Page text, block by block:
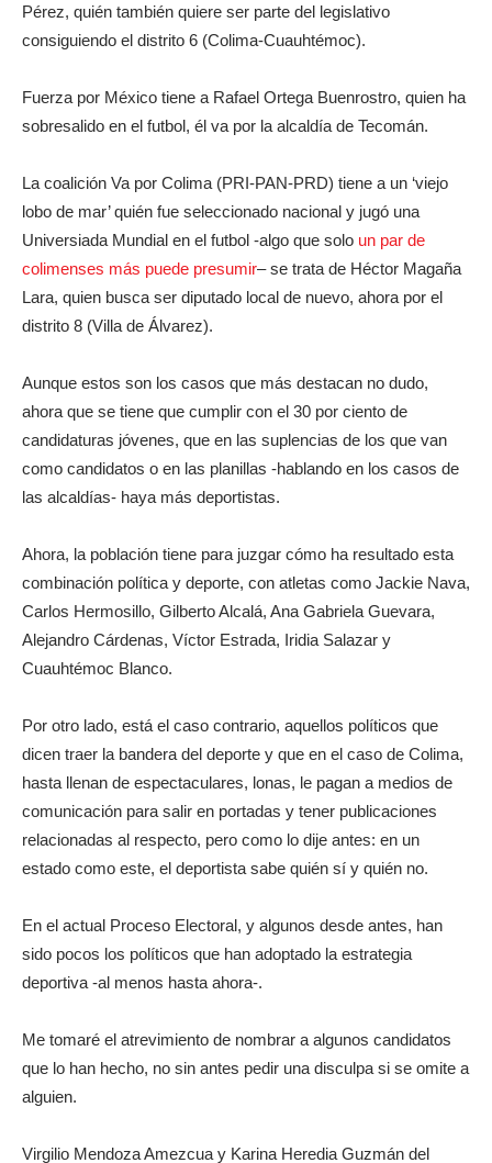
Pérez, quién también quiere ser parte del legislativo
consiguiendo el distrito 6 (Colima-Cuauhtémoc).
Fuerza por México tiene a Rafael Ortega Buenrostro, quien ha
sobresalido en el futbol, él va por la alcaldía de Tecomán.
La coalición Va por Colima (PRI-PAN-PRD) tiene a un ‘viejo
lobo de mar’ quién fue seleccionado nacional y jugó una
Universiada Mundial en el futbol -algo que solo un par de
colimenses más puede presumir– se trata de Héctor Magaña
Lara, quien busca ser diputado local de nuevo, ahora por el
distrito 8 (Villa de Álvarez).
Aunque estos son los casos que más destacan no dudo,
ahora que se tiene que cumplir con el 30 por ciento de
candidaturas jóvenes, que en las suplencias de los que van
como candidatos o en las planillas -hablando en los casos de
las alcaldías- haya más deportistas.
Ahora, la población tiene para juzgar cómo ha resultado esta
combinación política y deporte, con atletas como Jackie Nava,
Carlos Hermosillo, Gilberto Alcalá, Ana Gabriela Guevara,
Alejandro Cárdenas, Víctor Estrada, Iridia Salazar y
Cuauhtémoc Blanco.
Por otro lado, está el caso contrario, aquellos políticos que
dicen traer la bandera del deporte y que en el caso de Colima,
hasta llenan de espectaculares, lonas, le pagan a medios de
comunicación para salir en portadas y tener publicaciones
relacionadas al respecto, pero como lo dije antes: en un
estado como este, el deportista sabe quién sí y quién no.
En el actual Proceso Electoral, y algunos desde antes, han
sido pocos los políticos que han adoptado la estrategia
deportiva -al menos hasta ahora-.
Me tomaré el atrevimiento de nombrar a algunos candidatos
que lo han hecho, no sin antes pedir una disculpa si se omite a
alguien.
Virgilio Mendoza Amezcua y Karina Heredia Guzmán del